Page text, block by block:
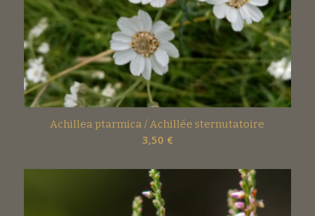
Achillea ptarmica / Achillée sternutatoire
3,50 €